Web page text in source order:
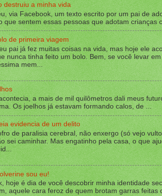
destruiu a minha vida
via Facebook, um texto escrito por um pai de
que sentem essas pessoas que adotam crianças
de primeira viagem
pai já fez muitas coisas na vida, mas hoje ele
nunca tinha feito um bolo. Bem, se você levar
mem...
a mais de mil quilômetros dali meus
Os joelhos já estavam formando calos, de ...
evidencia de um delito
de paralisia cerebral, não enxergo (só vejo
sei caminhar. Mas engatinho pela casa, o que
sou eu!
hoje é dia de você descobrir minha identidade
aquele cara feroz de quem brotam garras feitas